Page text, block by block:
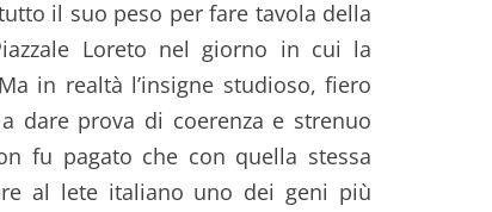
il suo peso per fare tavola della
Loreto nel giorno in cui la
in realtà l’insigne studioso, fiero
dare prova di coerenza e strenuo
fu pagato che con quella stessa
al lete italiano uno dei geni più